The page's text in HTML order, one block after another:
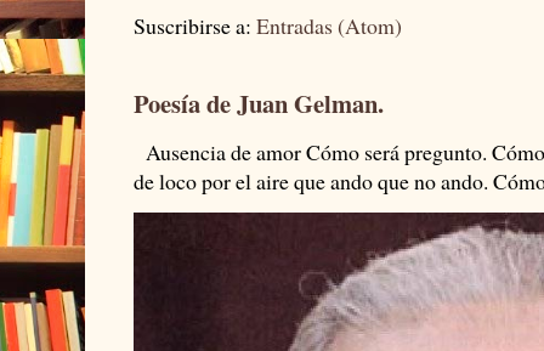
Suscribirse a: Entradas (Atom)
Poesía de Juan Gelman.
Ausencia de amor Cómo será pregunto.
de loco por el aire que ando que no ando.